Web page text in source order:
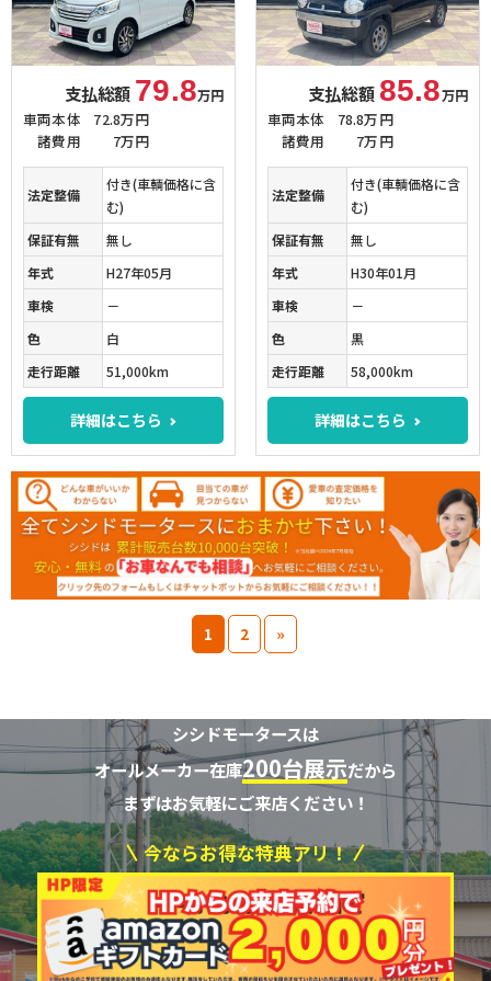
支払総額 79.8万円
車両本体
72.8万円
諸費用
7万円
法定整備
付き(車輌価格に含
む)
保証有無
無し
年式
H27年05月
車検
－
色
白
走行距離
51,000km
詳細はこちら
支払総額 85.8万円
車両本体
78.8万円
諸費用
7万円
法定整備
付き(車輌価格に含
む)
保証有無
無し
年式
H30年01月
車検
－
色
黒
走行距離
58,000km
詳細はこちら
1 2 »
シシドモータースは
オールメーカー在庫200台展示だから
まずはお気軽にご来店ください！
今ならお得な特典アリ！